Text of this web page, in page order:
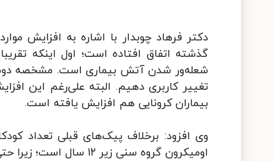
شعله‌ور شدن آتش بیماری است. مشخصه دوم
بیماران کرونایی هم افزایش یافته است.
وی افزود: برخلاف پیک‌های قبلی تعداد
اومیکرون گروه سنی زیر ۱۲ سال است؛ زیرا حتی نوزاد چند روزه‌ مبتلا به کرونای امیکرون هم در بین بیماران‌مان بستری داریم.